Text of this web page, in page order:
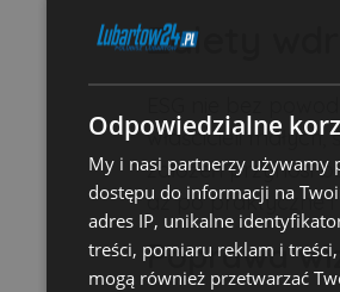
Zalety
właścicieli
założeń przynosi
aż po praktyczne i
Poprawa
Odpowiedzialne
My i nasi partnerzy używamy
dostępu do informacji na
adres IP, unikalne
treści, pomiaru reklam i
mogą również przetwarzać